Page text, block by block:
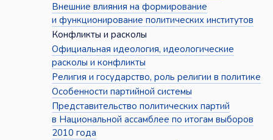
Внешние влияния на формирование
и функционирование политических институтов
Конфликты и расколы
Официальная идеология, идеологические
расколы и конфликты
Религия и государство, роль религии в политике
Особенности партийной системы
Представительство политических партий
в Национальной ассамблее по итогам выборов
2010 года